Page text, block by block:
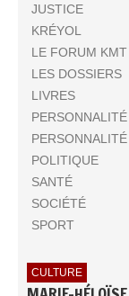
JUSTICE
KRÉYOL
LE FORUM KMT
LES DOSSIERS
LIVRES
POLITIQUE
SANTÉ
SOCIÉTÉ
SPORT
CULTURE